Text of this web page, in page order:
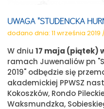
UWAGA "STUDENCKA
dodano dnia: 11 września 2019
W dniu 17 maja (piątek)
ramach Juwenaliów pn
2019" odbędzie się
akademickiej PPWSZ
Kokoszków, Rondo
Waksmundzka,